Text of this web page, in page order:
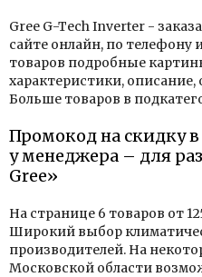
Gree G-Tech Inverter -
сайте онлайн, по телефону
товаров подробные
характеристики,
Больше товаров в
Промокод на скидку
у менеджера – для
Gree»
На странице 6 товаров от
Широкий выбор
производителей. На
Московской области